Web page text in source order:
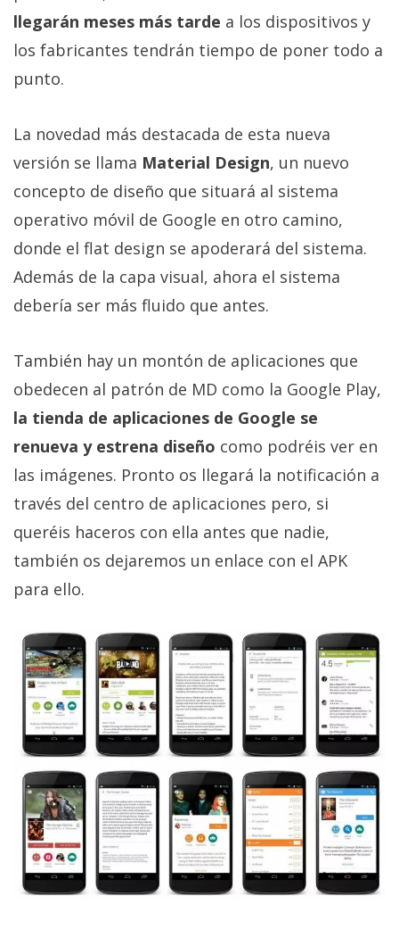
Más
temas
Sorteos
Foros
Contacto
/
nosotros
/
Publicidad
opciones
de
privacidad
Aviso
Legal
El medio de
digital donde
encontrarás
todas las
tecnología,
móviles,
ordenadores,
apps,
informática,
videojuegos,
comparativas,
trucos y
tutoriales.
El Grupo
Informático
(CC) 2006-
2026.Algunos
derechos
reservados.
llegarán meses más tarde a los dispositivos y
los fabricantes tendrán tiempo de poner todo a
punto.
La novedad más destacada de esta nueva
versión se llama Material Design, un nuevo
concepto de diseño que situará al sistema
operativo móvil de Google en otro camino,
donde el flat design se apoderará del sistema.
Además de la capa visual, ahora el sistema
debería ser más fluido que antes.
También hay un montón de aplicaciones que
obedecen al patrón de MD como la Google Play,
la tienda de aplicaciones de Google se
renueva y estrena diseño como podréis ver en
las imágenes. Pronto os llegará la notificación a
través del centro de aplicaciones pero, si
queréis haceros con ella antes que nadie,
también os dejaremos un enlace con el APK
para ello.